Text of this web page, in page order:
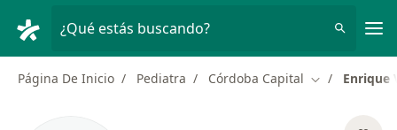
¿Qué estás buscando?
Página De Inicio Pediatra Córdoba Capital Cambiar de
Enrique